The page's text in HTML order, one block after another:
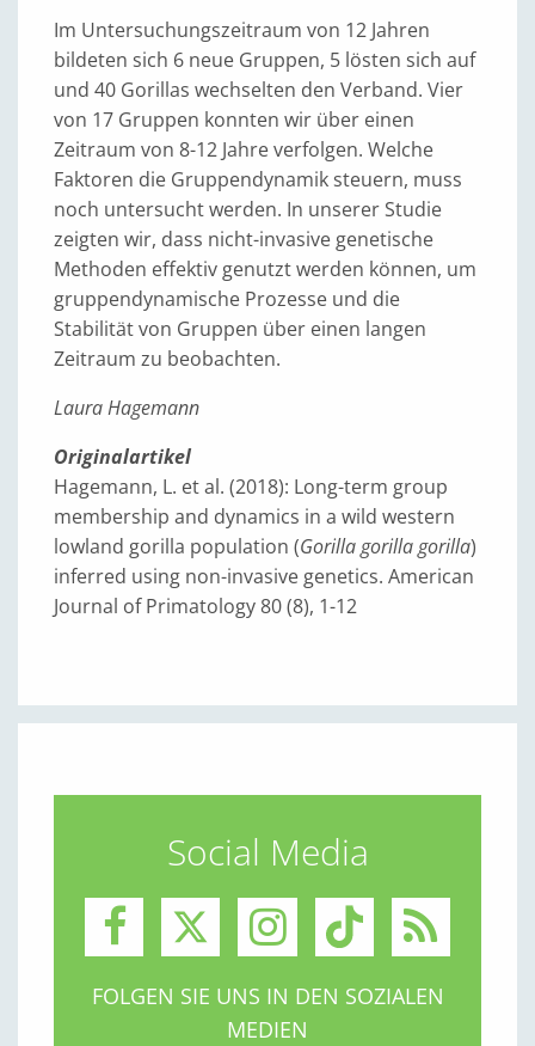
Im Untersuchungszeitraum von 12 Jahren
bildeten sich 6 neue Gruppen, 5 lösten sich auf
und 40 Gorillas wechselten den Verband. Vier
von 17 Gruppen konnten wir über einen
Zeitraum von 8-12 Jahre verfolgen. Welche
Faktoren die Gruppendynamik steuern, muss
noch untersucht werden. In unserer Studie
zeigten wir, dass nicht-invasive genetische
Methoden effektiv genutzt werden können, um
gruppendynamische Prozesse und die
Stabilität von Gruppen über einen langen
Zeitraum zu beobachten.
Laura Hagemann
Originalartikel
Hagemann, L. et al. (2018): Long-term group
membership and dynamics in a wild western
lowland gorilla population (Gorilla gorilla gorilla)
inferred using non-invasive genetics. American
Journal of Primatology 80 (8), 1-12
Social Media
FOLGEN SIE UNS IN DEN SOZIALEN
MEDIEN